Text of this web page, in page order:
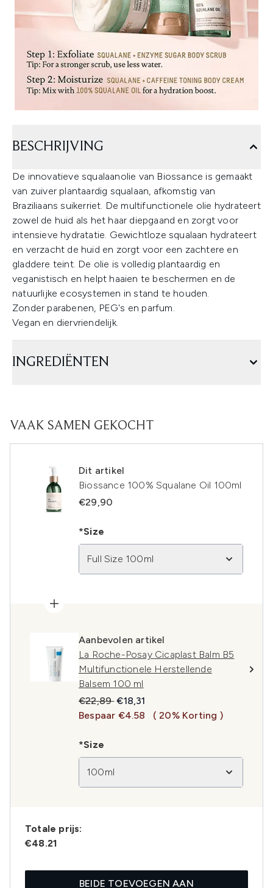
BESCHRIJVING
De innovatieve squalaanolie van Biossance is gemaakt
van zuiver plantaardig squalaan, afkomstig van
Braziliaans suikerriet. De multifunctionele olie hydrateert
zowel de huid als het haar diepgaand en zorgt voor
intensieve hydratatie. Gewichtloze squalaan hydrateert
en verzacht de huid en zorgt voor een zachtere en
gladdere teint. De olie is volledig plantaardig en
veganistisch en helpt haaien te beschermen en de
natuurlijke ecosystemen in stand te houden.
Zonder parabenen, PEG's en parfum.
Vegan en diervriendelijk.
INGREDIËNTEN
VAAK SAMEN GEKOCHT
Dit artikel
Biossance 100% Squalane Oil 100ml
€29,90
*Size
Full Size 100ml
Aanbevolen artikel
La Roche-Posay Cicaplast Balm B5
Multifunctionele Herstellende
Balsem 100 ml
Recommended Retail Price:
€22,89Huidige prijs:
€18,31
Bespaar €4.58
( 20% Korting )
*Size
100ml
Totale prijs:
€48.21
BEIDE TOEVOEGEN AAN